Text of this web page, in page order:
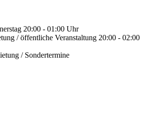
20:00 - 01:00 Uhr
/ öffentliche Veranstaltung 20:00 - 02:00
/ Sondertermine